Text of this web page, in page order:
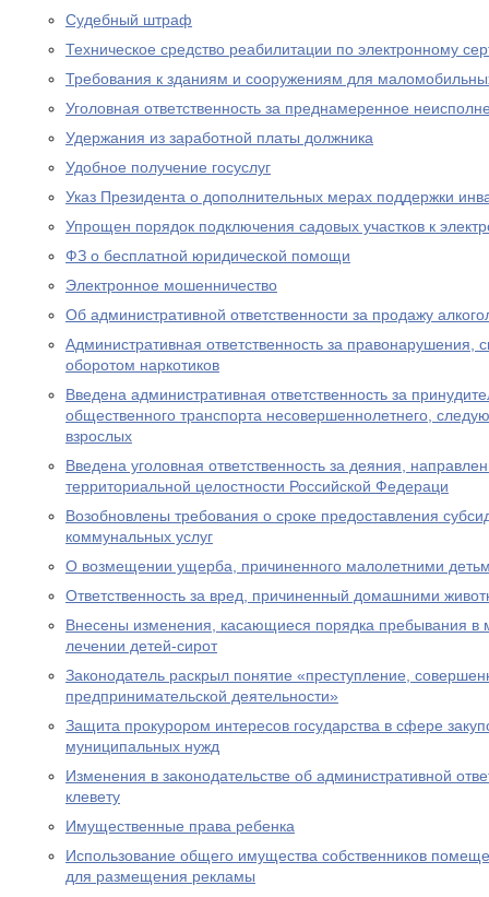
Судебный штраф
Техническое средство реабилитации по электронному
Требования к зданиям и сооружениям для
Уголовная ответственность за преднамеренное
Удержания из заработной платы должника
Удобное получение госуслуг
Указ Президента о дополнительных мерах поддержки
Упрощен порядок подключения садовых участков к
ФЗ о бесплатной юридической помощи
Электронное мошенничество
Об административной ответственности за продажу
Административная ответственность за правонарушения,
оборотом наркотиков
Введена административная ответственность за
общественного транспорта несовершеннолетнего,
взрослых
Введена уголовная ответственность за деяния,
территориальной целостности Российской Федераци
Возобновлены требования о сроке предоставления
коммунальных услуг
О возмещении ущерба, причиненного малолетними
Ответственность за вред, причиненный домашними
Внесены изменения, касающиеся порядка пребывания в
лечении детей-сирот
Законодатель раскрыл понятие «преступление,
предпринимательской деятельности»
Защита прокурором интересов государства в сфере
муниципальных нужд
Изменения в законодательстве об административной
клевету
Имущественные права ребенка
Использование общего имущества собственников
для размещения рекламы